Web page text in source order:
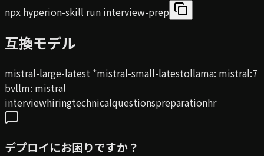
npx hyperion-skill run interview-prep
互換モデル
mistral-large-latest *mistral-small-latestollama: mistral:7
bvllm: mistral
interviewhiringtechnicalquestionspreparationhr
デプロイにお困りですか？